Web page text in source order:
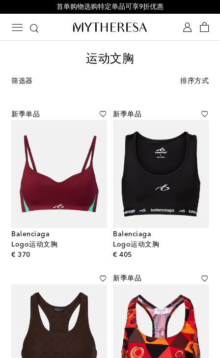
首单购物选购特定单品可享9折优惠
运动文胸
筛选器 排序方式
新季单品
Balenciaga
Logo运动文胸
€ 370original price
新季单品
Balenciaga
Logo运动文胸
€ 405original price
新季单品